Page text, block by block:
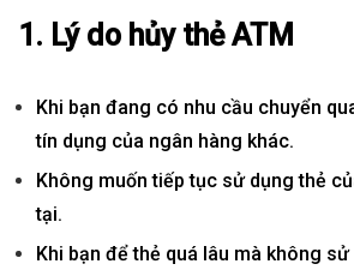
1. Lý do hủy thẻ ATM
Khi bạn đang có nhu cầu chuyển
tín dụng của ngân hàng khác.
Không muốn tiếp tục sử dụng thẻ
tại.
Khi bạn để thẻ quá lâu mà không